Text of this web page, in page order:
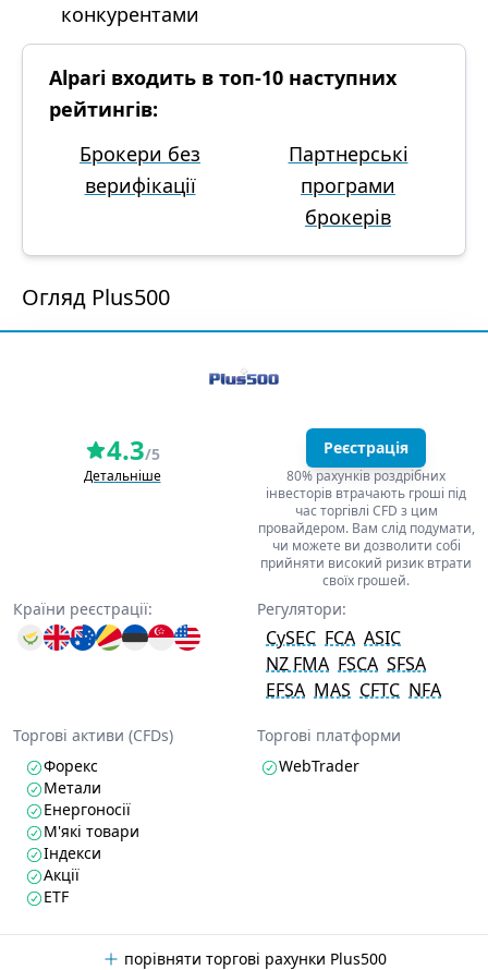
конкурентами
Alpari входить в топ-10 наступних
рейтингів:
Брокери без
верифікації
Партнерські
програми
брокерів
Огляд Plus500
4.3/5
Детальніше
Реєстрація
80% рахунків роздрібних
інвесторів втрачають гроші під
час торгівлі CFD з цим
провайдером. Вам слід подумати,
чи можете ви дозволити собі
прийняти високий ризик втрати
своїх грошей.
Країни реєстрації: Регулятори:
CySEC FCA ASIC
NZ FMA FSCA SFSA
EFSA MAS CFTC NFA
Торгові активи (CFDs)
Форекс
Метали
Енергоносії
М'які товари
Індекси
Акції
ETF
Торгові платформи
WebTrader
порівняти торгові рахунки Plus500